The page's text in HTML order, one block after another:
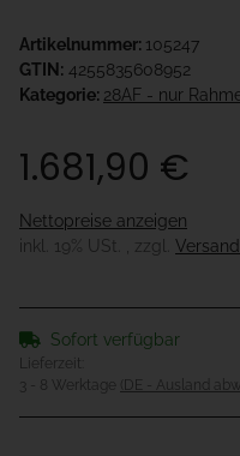
Artikelnummer: 105247
GTIN: 4255835608952
Kategorie: 28AF - nur
1.681,90 €
Nettopreise anzeigen
inkl. 19% USt. , zzgl. Versand
Sofort verfügbar
Lieferzeit:
3 - 8 Werktage
(DE - Ausland